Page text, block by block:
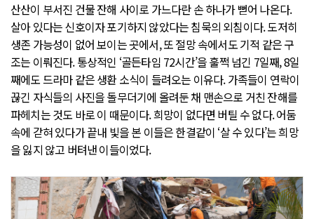
산산이 부서진 건물 잔해 사이로 가느다란 손 하나가 뻗어 나온다.
살아 있다는 신호이자 포기하지 않았다는 침묵의 외침이다. 도저히
생존 가능성이 없어 보이는 곳에서, 또 절망 속에서도 기적 같은 구
조는 이뤄진다. 통상적인 ‘골든타임 72시간’을 훌쩍 넘긴 7일째, 8일
째에도 드라마 같은 생환 소식이 들려오는 이유다. 가족들이 연락이
끊긴 자식들의 사진을 돌무더기에 올려둔 채 맨손으로 거친 잔해를
파헤치는 것도 바로 이 때문이다. 희망이 없다면 버틸 수 없다. 어둠
속에 갇혀 있다가 끝내 빛을 본 이들은 한결같이 ‘살 수 있다’는 희망
을 잃지 않고 버텨낸 이들이었다.